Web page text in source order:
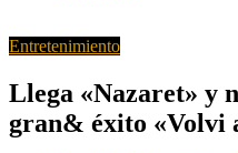
Entretenimiento
Llega «Nazaret» y
gran& éxito «Volvi